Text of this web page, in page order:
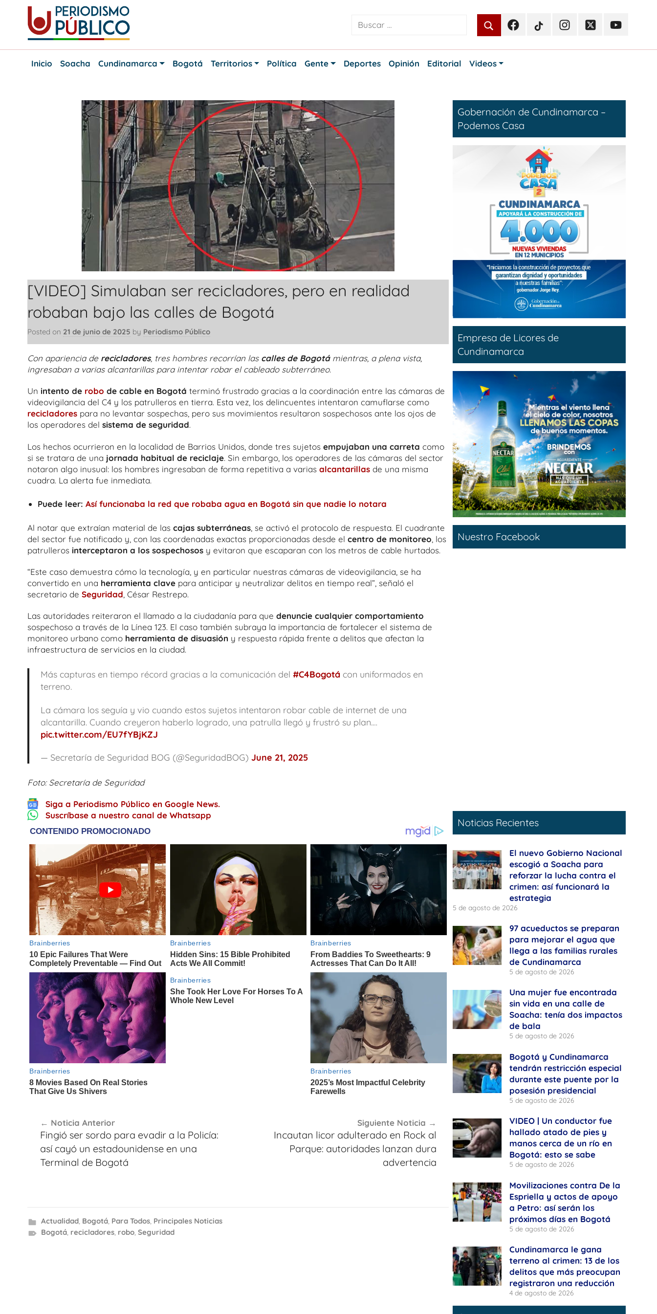
content
Periodismo
Noticias
FacebookTikTokInstagramTwitterYoutube
Inicio
Soacha Cundinamarca Bogotá Territorios Política Gente Deportes Opinión Editorial Videos
[VIDEO] Simulaban ser recicladores, pero en realidad
robaban bajo las calles de Bogotá
Posted on 21 de junio de 2025 by Periodismo Público
Con apariencia de recicladores, tres hombres recorrían las calles de Bogotámientras, a plena vista,
ingresaban a varias alcantarillas para intentar robar el cableado subterráneo.
Un intento de robo de cable en Bogotá terminó frustrado gracias a la coordinación entre las cámaras de
videovigilancia del C4 y los patrulleros en tierra. Esta vez, los delincuentes intentaron camuflarse como
recicladores para no levantar sospechas, pero sus movimientos resultaron sospechosos ante los ojos de
los operadores del sistema de seguridad.
Los hechos ocurrieron en la localidad de Barrios Unidos, donde tres sujetos empujaban una carreta como
si se tratara de una jornada habitual de reciclaje. Sin embargo, los operadores de las cámaras del sector
notaron algo inusual: los hombres ingresaban de forma repetitiva a varias alcantarillas de una misma
cuadra. La alerta fue inmediata.
Puede leer:Así funcionaba la red que robaba agua en Bogotá sin que nadie lo notara
Al notar que extraían material de las cajas subterráneas , se activó el protocolo de respuesta. El cuadrante
del sector fue notificado y, con las coordenadas exactas proporcionadas desde el centro de monitoreo , los
patrulleros interceptaron a los sospechosos y evitaron que escaparan con los metros de cable hurtados.
“Este caso demuestra cómo la tecnología, y en particular nuestras cámaras de videovigilancia, se ha
convertido en una herramienta clave para anticipar y neutralizar delitos en tiempo real”, señaló el
secretario de Seguridad , César Restrepo.
Las autoridades reiteraron el llamado a la ciudadanía para que denuncie cualquier comportamiento
sospechoso a través de la Línea 123. El caso también subraya la importancia de fortalecer el sistema de
monitoreo urbano como herramienta de disuasión y respuesta rápida frente a delitos que afectan la
infraestructura de servicios en la ciudad.
Más capturas en tiempo récord gracias a la comunicación del #C4Bogotácon uniformados en
terreno.
La cámara los seguía y vio cuando estos sujetos intentaron robar cable de internet de una
alcantarilla. Cuando creyeron haberlo logrado, una patrulla llegó y frustró su plan.…
pic.twitter.com/EU7fYBjKZJ
— Secretaría de Seguridad BOG (@SeguridadBOG) June 21, 2025
Foto: Secretaría de Seguridad
Siga a Periodismo Público en Google News.
Suscríbase a nuestro canal de Whatsapp
de
entradas
Noticia Anterior
Fingió ser sordo para evadir a la Policía:
así cayó un estadounidense en una
Terminal de Bogotá
Siguiente Noticia
Incautan licor adulterado en Rock al
Parque: autoridades lanzan dura
advertencia
Actualidad, Bogotá, Para Todos, Principales Noticias
Bogotá, recicladores, robo, Seguridad
Gobernación de Cundinamarca –
Podemos Casa
Empresa de Licores de
Cundinamarca
Nuestro Facebook
Noticias Recientes
El nuevo Gobierno Nacional
escogió a Soacha para
reforzar la lucha contra el
crimen: así funcionará la
estrategia
5 de agosto de 2026
97 acueductos se preparan
para mejorar el agua que
llega a las familias rurales
de Cundinamarca
5 de agosto de 2026
Una mujer fue encontrada
sin vida en una calle de
Soacha: tenía dos impactos
de bala
5 de agosto de 2026
Bogotá y Cundinamarca
tendrán restricción especial
durante este puente por la
posesión presidencial
5 de agosto de 2026
VIDEO | Un conductor fue
hallado atado de pies y
manos cerca de un río en
Bogotá: esto se sabe
5 de agosto de 2026
Movilizaciones contra De la
Espriella y actos de apoyo
a Petro: así serán los
próximos días en Bogotá
5 de agosto de 2026
Cundinamarca le gana
terreno al crimen: 13 de los
delitos que más preocupan
registraron una reducción
4 de agosto de 2026